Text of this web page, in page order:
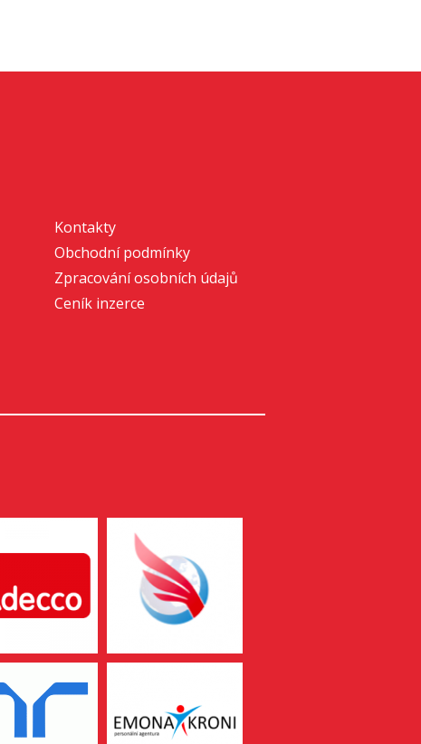
Kontakty
Obchodní podmínky
Zpracování osobních údajů
Ceník inzerce